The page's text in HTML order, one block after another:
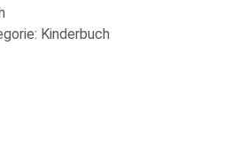
Kinderbuch